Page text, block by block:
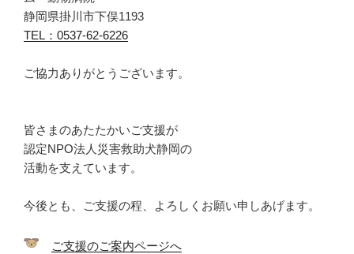
静岡県掛川市下俣1193
TEL：0537-62-6226
ご協力ありがとうございます。
皆さまのあたたかいご支援が
認定NPO法人災害救助犬静岡の
活動を支えています。
今後とも、ご支援の程、よろしくお願い申しあげます。
ご支援のご案内ページへ